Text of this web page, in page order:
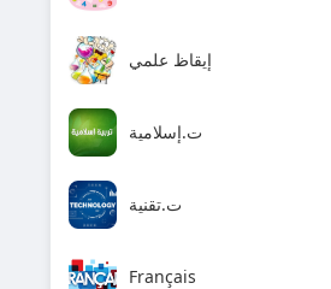
إيقاظ علمي
ت.إسلامية
ت.تقنية
Français